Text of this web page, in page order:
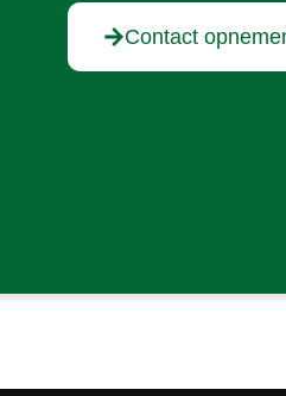
Contact